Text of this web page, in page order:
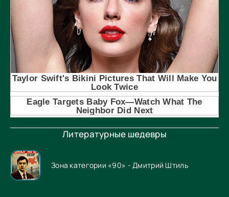
Литературные шедевры
Зона категории «90» - Дмитрий Штиль